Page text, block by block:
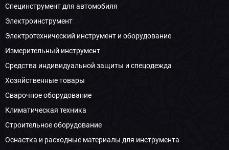
Специнструмент для автомобиля
Электроинструмент
Электротехнический инструмент и оборудование
Измерительный инструмент
Средства индивидуальной защиты и спецодежда
Хозяйственные товары
Сварочное оборудование
Климатическая техника
Строительное оборудование
Оснастка и расходные материалы для инструмента